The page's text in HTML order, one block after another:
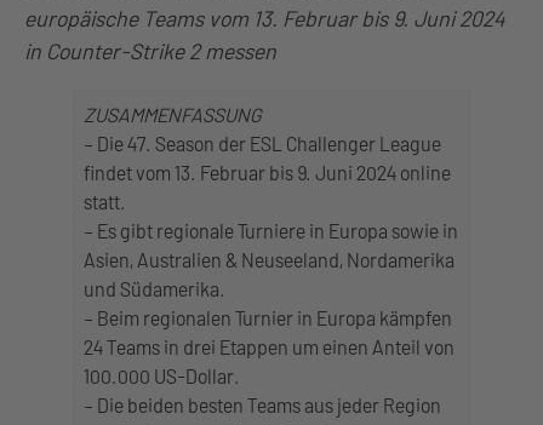
europäische Teams vom 13. Februar bis 9. Juni 2024
in Counter-Strike 2 messen
ZUSAMMENFASSUNG
– Die 47. Season der ESL Challenger League
findet vom 13. Februar bis 9. Juni 2024 online
statt.
– Es gibt regionale Turniere in Europa sowie in
Asien, Australien & Neuseeland, Nordamerika
und Südamerika.
– Beim regionalen Turnier in Europa kämpfen
24 Teams in drei Etappen um einen Anteil von
100.000 US-Dollar.
– Die beiden besten Teams aus jeder Region